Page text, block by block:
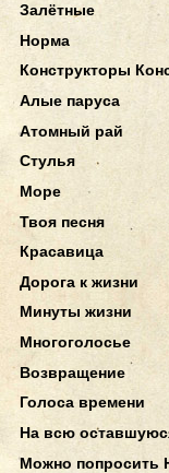
Залётные
Норма
Конструкторы
Алые паруса
Атомный рай
Стулья
Море
Твоя песня
Красавица
Дорога к жизни
Минуты жизни
Многоголосье
Возвращение
Голоса времени
На всю
Можно попросить